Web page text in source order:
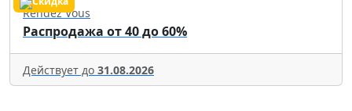
Rendez Vous
Распродажа от 40 до 60%
Действует до 31.08.2026